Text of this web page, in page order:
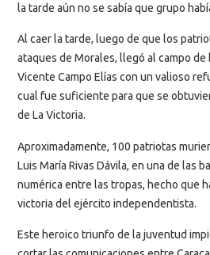
la tarde aún no se sabía que grupo
Al caer la tarde, luego de que los
ataques de Morales, llegó al campo
Vicente Campo Elías con un valioso
cual fue suficiente para que se
de La Victoria.
Aproximadamente, 100 patriotas
Luis María Rivas Dávila, en una de las
numérica entre las tropas, hecho que
victoria del ejército independentista.
Este heroico triunfo de la juventud